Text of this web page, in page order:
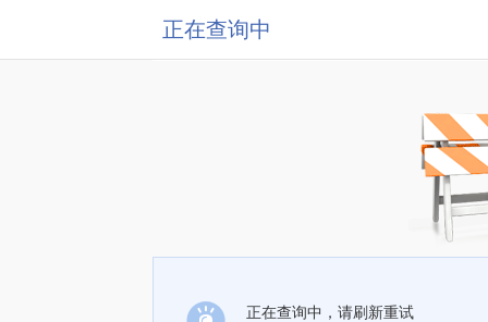
正在查询中
正在查询中，请刷新重试